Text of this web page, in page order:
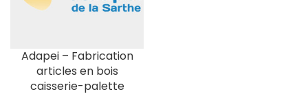
Adapei – Fabrication
articles en bois
caisserie-palette